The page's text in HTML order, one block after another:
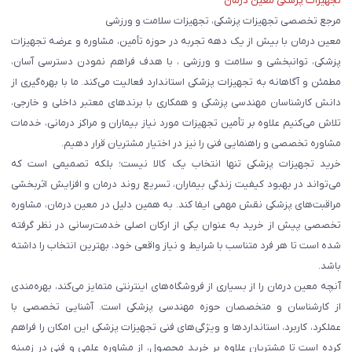
مرجع تخصصی تجهیزات پزشکی، تجهیزات سلامت و ورزشی
معین درمان با بیش از یک دهه تجربه در حوزه تأمین، مشاوره و عرضه تجهیزات
پزشکی، توانبخشی و سلامت و ورزشی ، با هدف فراهم نمودن دسترسی آسان،
مطمئن و آگاهانه به تجهیزات پزشکی استاندارد فعالیت می‌کند. ما با بهره‌گیری از
دانش کارشناسان مهندسی پزشکی و همکاری با برندهای معتبر داخلی و خارجی،
تلاش می‌کنیم علاوه بر تأمین تجهیزات مورد نیاز بیماران و مراکز درمانی، خدمات
مشاوره تخصصی و راهنمایی فنی را نیز در اختیار مشتریان قرار دهیم.
خرید تجهیزات پزشکی تنها انتخاب یک کالا نیست؛ بلکه تصمیمی است که
می‌تواند در بهبود کیفیت زندگی بیماران، تسریع روند درمان و افزایش اثربخشی
مراقبت‌های پزشکی نقش مهمی ایفا کند. به همین دلیل در معین درمان، مشاوره
تخصصی پیش از خرید به عنوان یکی از ارکان اصلی خدمت‌رسانی در نظر گرفته
شده است تا هر فرد متناسب با شرایط و نیاز واقعی خود، بهترین انتخاب را داشته
باشد.
آنچه معین درمان را از بسیاری از فروشگاه‌های اینترنتی متمایز می‌کند، بهره‌مندی
از کارشناسان و متخصصان حوزه مهندسی پزشکی است. آشنایی تخصصی با
عملکرد، کاربرد، استانداردها و ویژگی‌های فنی تجهیزات پزشکی این امکان را فراهم
کرده است تا مشتریان علاوه بر خرید محصول، از مشاوره علمی و فنی در زمینه